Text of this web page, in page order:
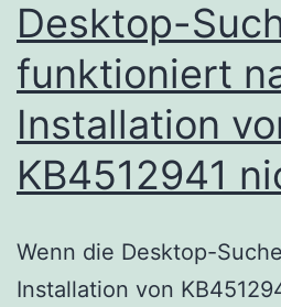
Desktop-
funktioniert
Installation
KB4512941
Wenn die Desktop-
Installation von